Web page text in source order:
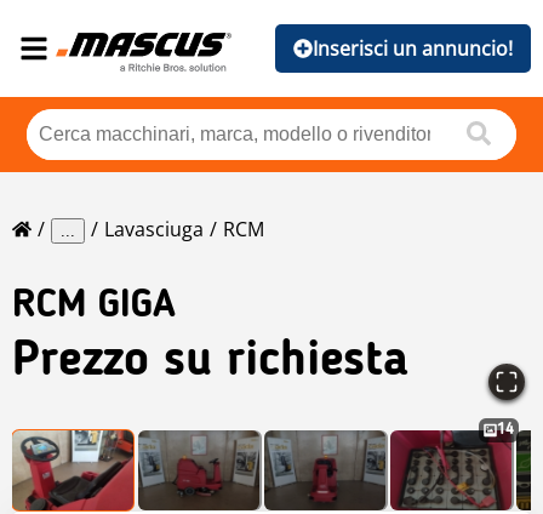
Inserisci un annuncio!
... Lavasciuga RCM
RCM GIGA
Prezzo su richiesta
14